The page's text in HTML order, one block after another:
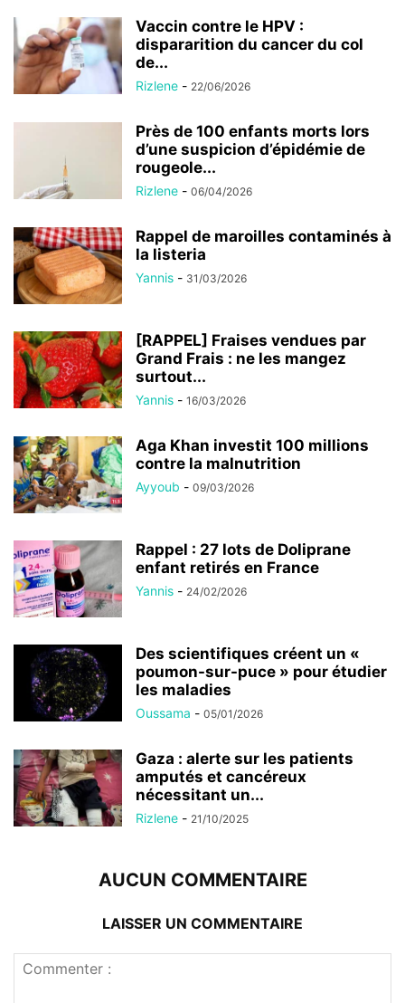
Vaccin contre le HPV :
dispararition du cancer du col
de...
Rizlene - 22/06/2026
Près de 100 enfants morts lors
d’une suspicion d’épidémie de
rougeole...
Rizlene - 06/04/2026
Rappel de maroilles contaminés à
la listeria
Yannis - 31/03/2026
[RAPPEL] Fraises vendues par
Grand Frais : ne les mangez
surtout...
Yannis - 16/03/2026
Aga Khan investit 100 millions
contre la malnutrition
Ayyoub - 09/03/2026
Rappel : 27 lots de Doliprane
enfant retirés en France
Yannis - 24/02/2026
Des scientifiques créent un «
poumon-sur-puce » pour étudier
les maladies
Oussama - 05/01/2026
Gaza : alerte sur les patients
amputés et cancéreux
nécessitant un...
Rizlene - 21/10/2025
AUCUN COMMENTAIRE
LAISSER UN COMMENTAIRE